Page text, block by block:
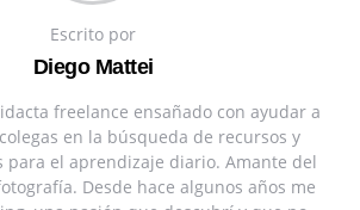
Escrito por
Diego Mattei
freelance ensañado con ayudar a
en la búsqueda de recursos y
para el aprendizaje diario. Amante del
Desde hace algunos años me